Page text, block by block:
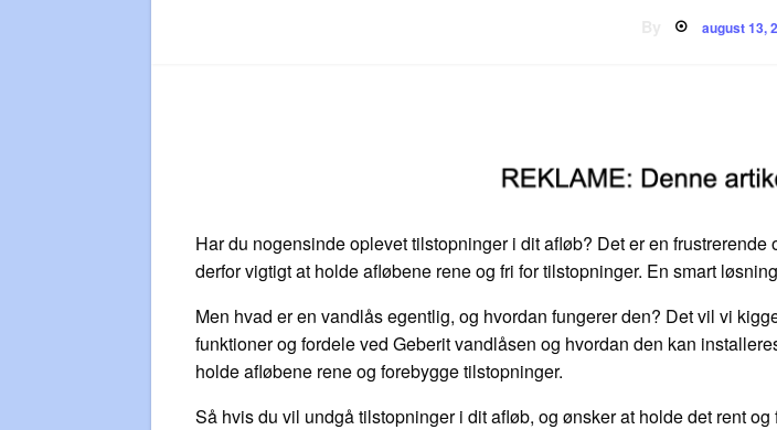
Posted
on
august 13,
Har du nogensinde oplevet tilstopninger i dit afløb? Det er en
derfor vigtigt at holde afløbene rene og fri for tilstopninger. En smart løsning
Men hvad er en vandlås egentlig, og hvordan fungerer den? Det vil vi
funktioner og fordele ved Geberit vandlåsen og hvordan den kan
holde afløbene rene og forebygge tilstopninger.
Så hvis du vil undgå tilstopninger i dit afløb, og ønsker at holde det rent og